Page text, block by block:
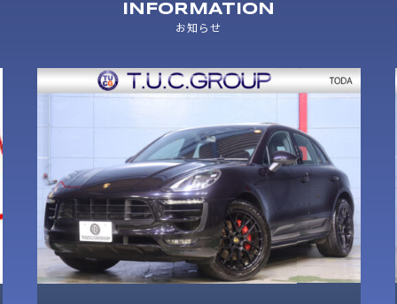
お知らせ
INFORMATION